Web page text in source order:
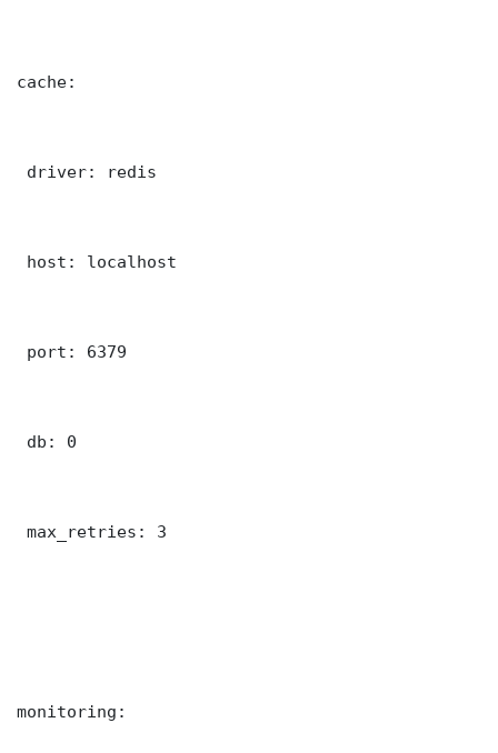
cache:
driver: redis
host: localhost
port: 6379
db: 0
max_retries: 3
monitoring: